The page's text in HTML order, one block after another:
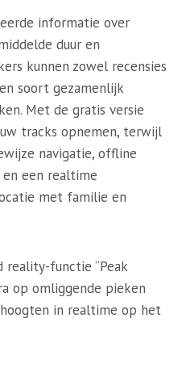
informatie over
duur en
kunnen zowel recensies
soort gezamenlijk
Met de gratis versie
tracks opnemen, terwijl
navigatie, offline
een realtime
met familie en
reality-functie “Peak
op omliggende pieken
in realtime op het